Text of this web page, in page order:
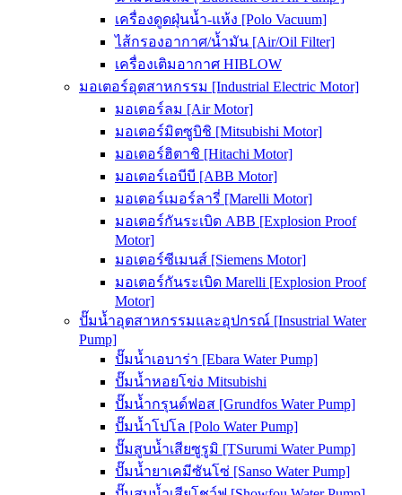
เครื่องดูดฝุ่นน้ำ-แห้ง [Polo Vacuum]
ไส้กรองอากาศ/น้ำมัน [Air/Oil Filter]
เครื่องเติมอากาศ HIBLOW
มอเตอร์อุตสาหกรรม [Industrial Electric Motor]
มอเตอร์ลม [Air Motor]
มอเตอร์มิตซูบิชิ [Mitsubishi Motor]
มอเตอร์ฮิตาชิ [Hitachi Motor]
มอเตอร์เอบีบี [ABB Motor]
มอเตอร์เมอร์ลารี่ [Marelli Motor]
มอเตอร์กันระเบิด ABB [Explosion Proof
Motor]
มอเตอร์ซีเมนส์ [Siemens Motor]
มอเตอร์กันระเบิด Marelli [Explosion Proof
Motor]
ปั๊มน้ำอุตสาหกรรมและอุปกรณ์ [Insustrial Water
Pump]
ปั๊มน้ำเอบาร่า [Ebara Water Pump]
ปั๊มน้ำหอยโข่ง Mitsubishi
ปั๊มน้ำกรุนด์ฟอส [Grundfos Water Pump]
ปั๊มน้ำโปโล [Polo Water Pump]
ปั๊มสูบน้ำเสียซูรูมิ [TSurumi Water Pump]
ปั๊มน้ำยาเคมีซันโซ่ [Sanso Water Pump]